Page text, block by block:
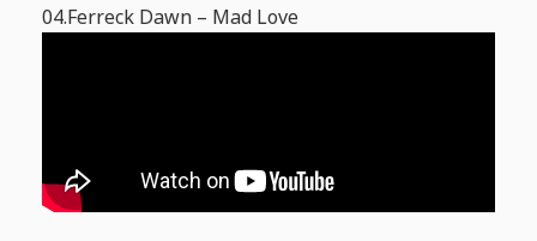
04.Ferreck Dawn – Mad Love